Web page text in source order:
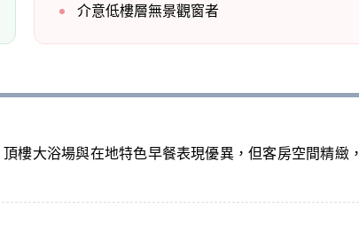
介意低樓層無景觀窗者
樓大浴場與在地特色早餐表現優異，但客房空間精緻，